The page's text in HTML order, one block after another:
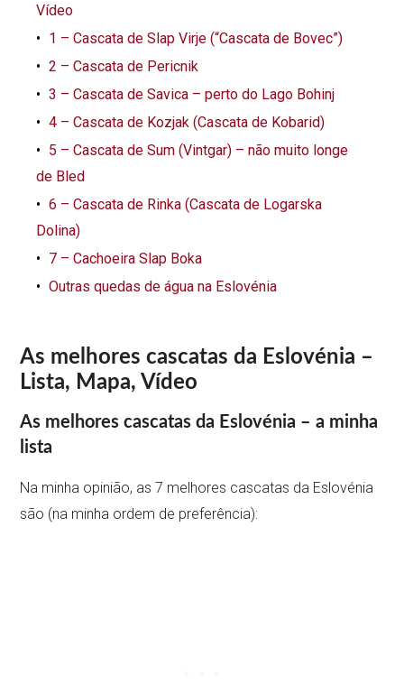
Vídeo
1 – Cascata de Slap Virje (“Cascata de Bovec”)
2 – Cascata de Pericnik
3 – Cascata de Savica – perto do Lago Bohinj
4 – Cascata de Kozjak (Cascata de Kobarid)
5 – Cascata de Sum (Vintgar) – não muito longe
de Bled
6 – Cascata de Rinka (Cascata de Logarska
Dolina)
7 – Cachoeira Slap Boka
Outras quedas de água na Eslovénia
As melhores cascatas da Eslovénia –
Lista, Mapa, Vídeo
As melhores cascatas da Eslovénia – a minha
lista
Na minha opinião, as 7 melhores cascatas da Eslovénia
são (na minha ordem de preferência):